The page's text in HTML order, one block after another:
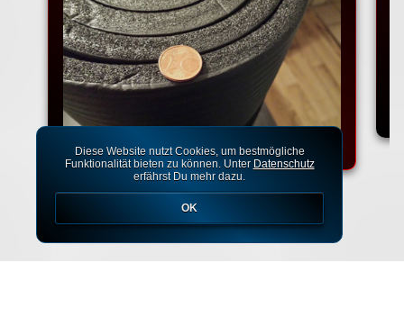
Diese Website nutzt Cookies, um bestmögliche
Funktionalität bieten zu können. Unter Datenschutz
erfährst Du mehr dazu.
OK